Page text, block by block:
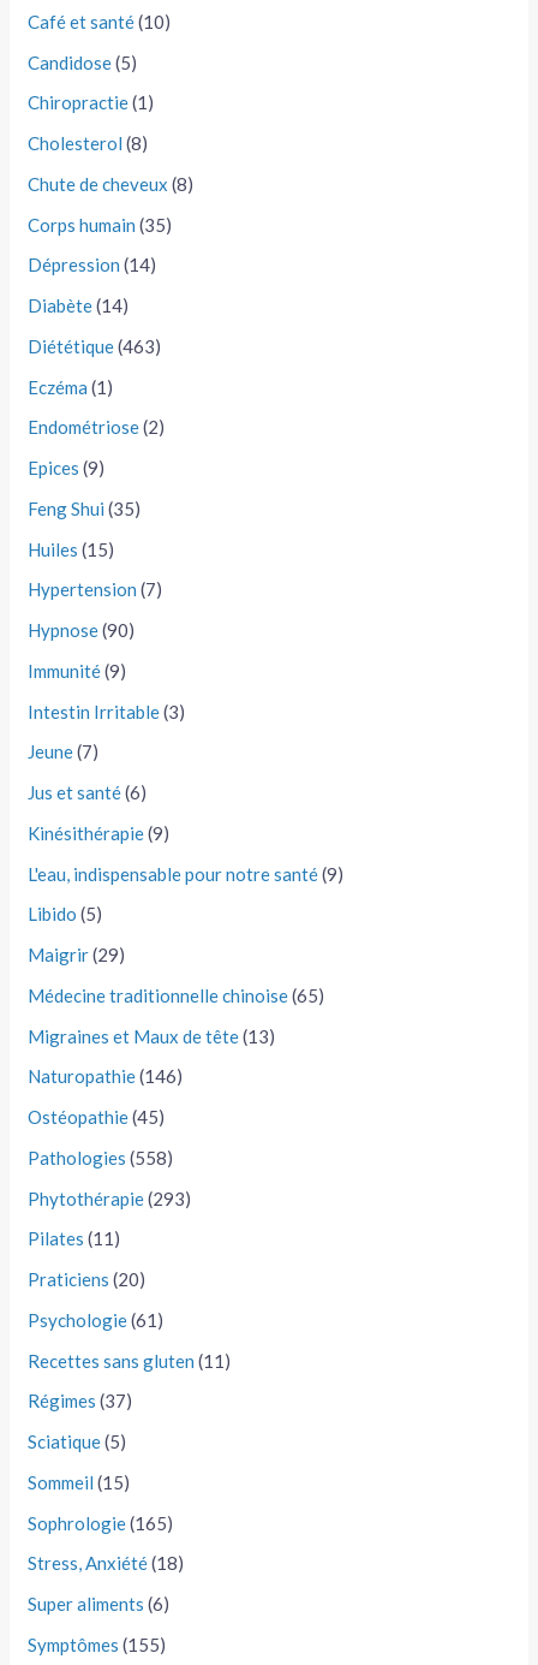
Café et santé(10)
Candidose(5)
Chiropractie(1)
Cholesterol (8)
Chute de cheveux (8)
Corps humain (35)
Dépression (14)
Diabète(14)
Diététique(463)
Eczéma (1)
Endométriose(2)
Epices (9)
Feng Shui (35)
Huiles (15)
Hypertension (7)
Hypnose(90)
Immunité(9)
Intestin Irritable(3)
Jeune(7)
Jus et santé(6)
Kinésithérapie(9)
L'eau, indispensable pour notre santé(9)
Libido (5)
Maigrir(29)
Médecine traditionnelle chinoise(65)
Migraines et Maux de tête(13)
Naturopathie(146)
Ostéopathie(45)
Pathologies (558)
Phytothérapie(293)
Pilates (11)
Praticiens (20)
Psychologie(61)
Recettes sans gluten (11)
Régimes (37)
Sciatique(5)
Sommeil (15)
Sophrologie(165)
Stress, Anxiété(18)
Super aliments (6)
Symptômes (155)